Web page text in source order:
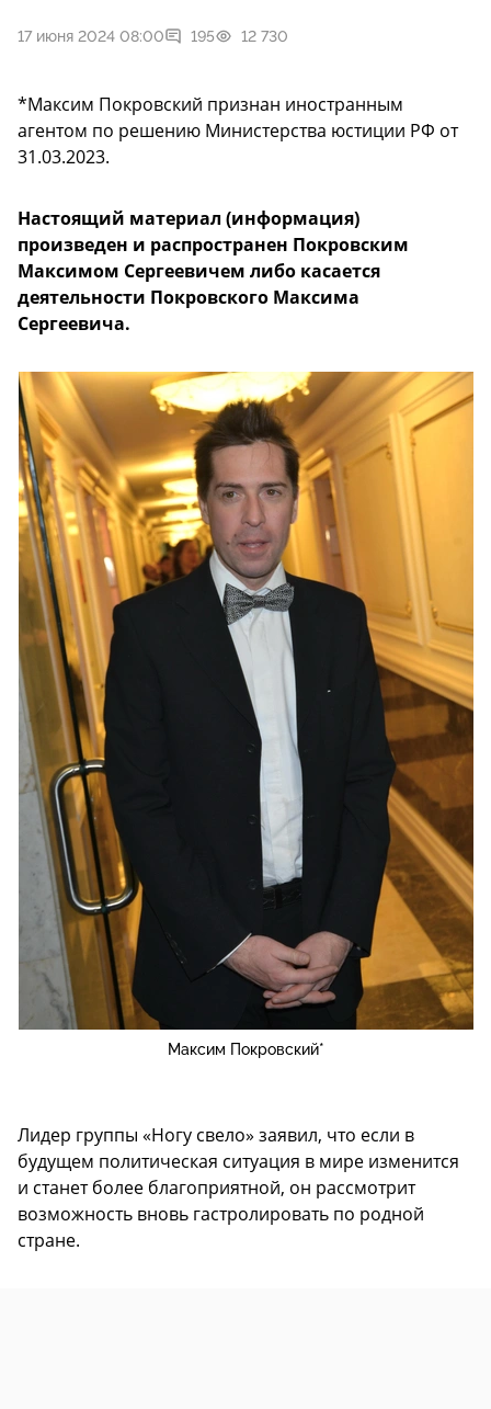
17 июня 2024 08:00 195 12 730
*Максим Покровский признан иностранным
агентом по решению Министерства юстиции РФ от
31.03.2023.
Настоящий материал (информация)
произведен и распространен Покровским
Максимом Сергеевичем либо касается
деятельности Покровского Максима
Сергеевича.
Максим Покровский*
Лидер группы «Ногу свело» заявил, что если в
будущем политическая ситуация в мире изменится
и станет более благоприятной, он рассмотрит
возможность вновь гастролировать по родной
стране.